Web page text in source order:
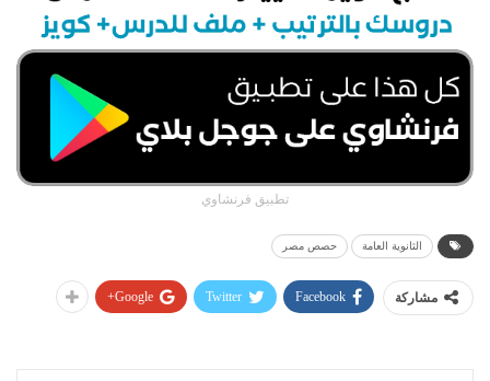
تطبيق فرنشاوي
الثانوية العامة حصص مصر
مشاركة Facebook
Twitter
Google+